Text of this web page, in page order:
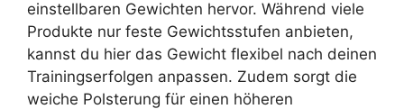
einstellbaren Gewichten hervor. Während viele
Produkte nur feste Gewichtsstufen anbieten,
kannst du hier das Gewicht flexibel nach deinen
Trainingserfolgen anpassen. Zudem sorgt die
weiche Polsterung für einen höheren